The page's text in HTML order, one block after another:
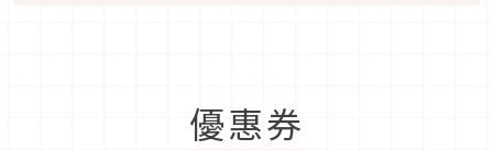
優惠券